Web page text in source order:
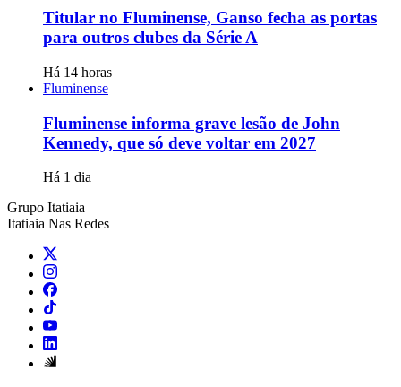
Titular no Fluminense, Ganso fecha as portas
para outros clubes da Série A
Há 14 horas
Fluminense
Fluminense informa grave lesão de John
Kennedy, que só deve voltar em 2027
Há 1 dia
Grupo Itatiaia
Itatiaia Nas Redes